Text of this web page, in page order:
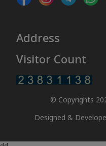
Address
Visitor Count
© Copyrights
Designed &